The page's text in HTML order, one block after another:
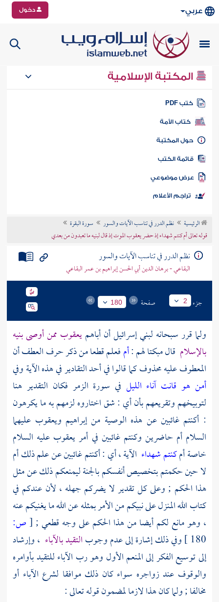
عربي دخول
المكتبة الإسلامية
كتب PDF
كتاب الأمة
المكتبة
الكتب
موضوعي
تراجم الأعلام
الرئيسية نظم الدرر في تناسب الآيات والسور
سورة البقرة
قوله تعالى أم كنتم شهداء إذ حضر يعقوب الموت إذ قال لبنيه ما تعبدون من بعدي
نظم الدرر في تناسب الآيات والسور
البقاعي - برهان الدين أبي الحسن إبراهيم بن عمر البقاعي
جزء 2 صفحة 180
ولما قرر سبحانه لبني إسرائيل أن أباهميعقوب ممن أوصى بنيه
بالإسلام قال مبكتا لهم :أمفعلم قطعا من ذكر حرف العطف أن
المعطوف عليه محذوف كما قالوا في أحد التقادير في هذه الآية وفي
أمن هو قانت آناء الليل في سورة الزمر فكان التقدير هنا
لتوبيخهم وتقريعهم بأن أي : شق اختاروه لزمهم به ما يكرهون
: أكنتم غائبين عن هذه الوصية من إبراهيم ويعقوب عليهما
السلام أم حاضرين وكنتم غائبين في أمريعقوب عليه السلام
خاصة أمكنتم شهداء الآية ، أي : أكنتم غائبين عن علم ذلك أم
لا حين حكمتم بتخصيص أنفسكم بالجنة ليمنعكم ذلك عن مثل
هذا الحكم ; وعلى كل تقدير لا يضركم جهله ، لأن عندكم في
كتاب الله المنزل على نبيكم من الأمر بمثله عن الله ما يغنيكم عنه
، وهو مانع لكم أيضا من هذا الحكم على وجه قطعي ; [ص:
180 ] وفي ذلك إشارة إلى عدم وجوبالتقيد بالآباء ، وإرشاد
إلى توسيع الفكر إلى المنعم الأول وهو رب الآباء للتقيد بأوامره
والوقوف عند زواجره سواء كان ذلك موافقا لشرع الآباء أو
مخالفا ; ولما كان هذا لازما لمضمون قوله تعالى :